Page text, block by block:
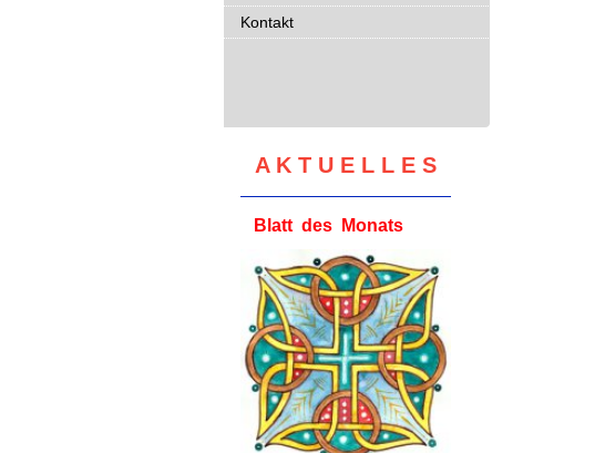
Kontakt
A K T U E L L E S
Blatt des Monats